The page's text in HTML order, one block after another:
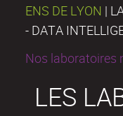
ENS DE LYON |
- DATA
Nos laboratoires
LES